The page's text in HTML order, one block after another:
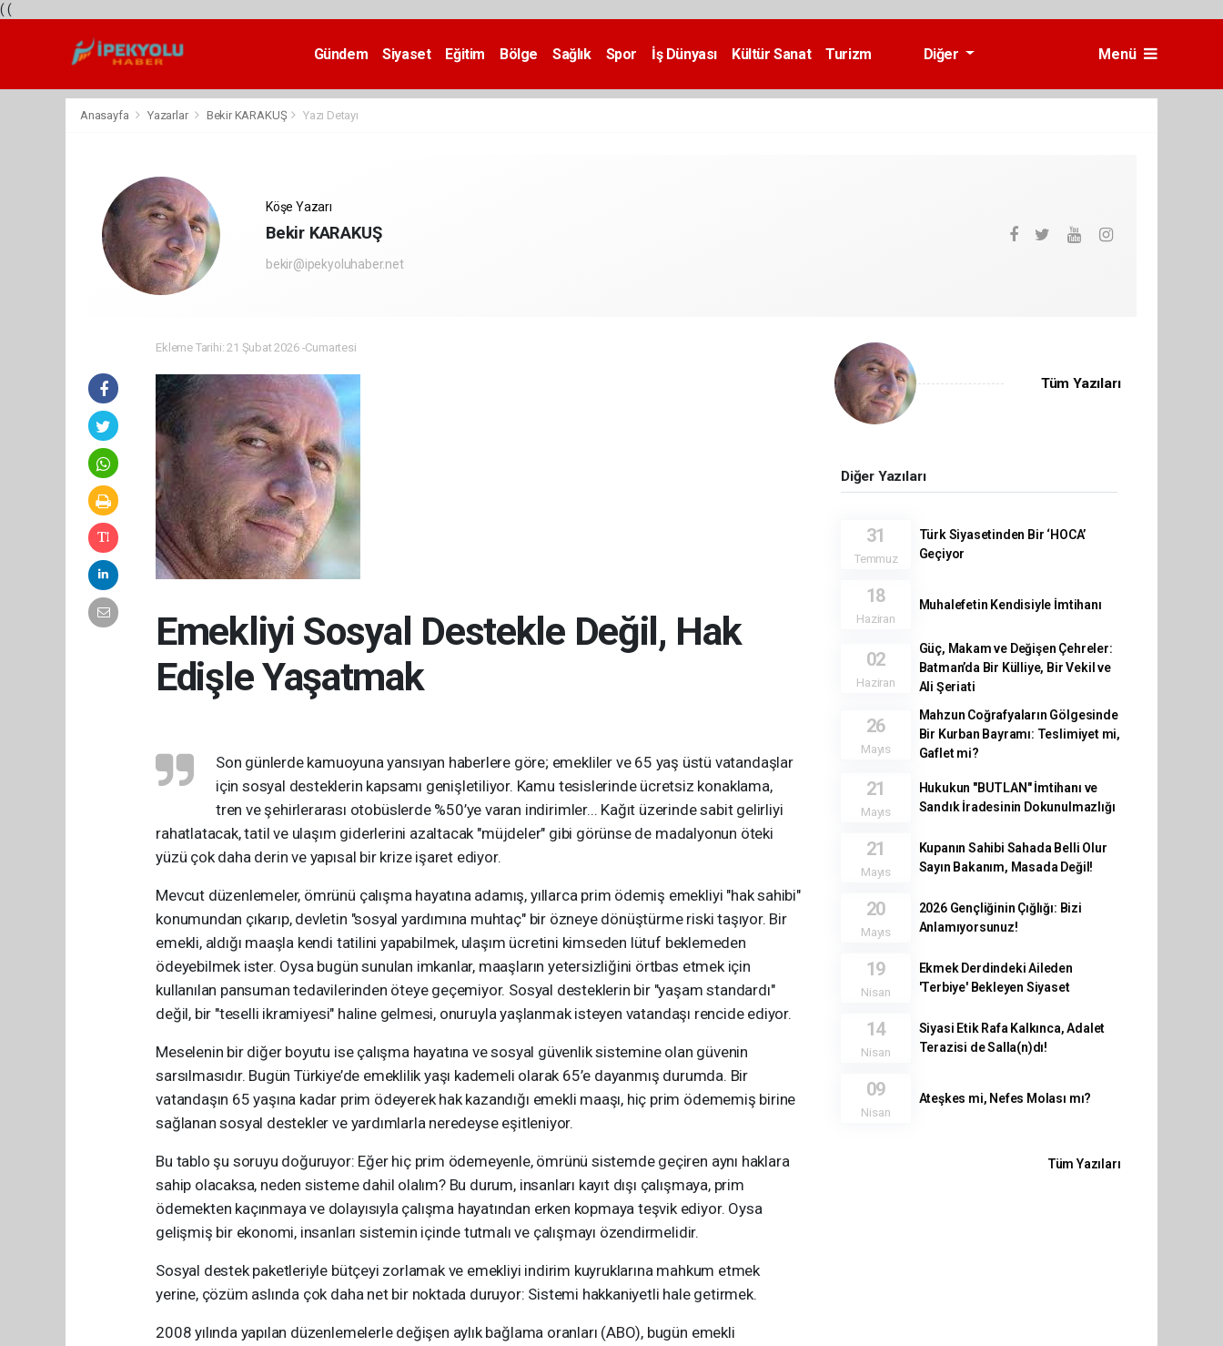
( (
Gündem Siyaset Eğitim Bölge Sağlık Spor İş Dünyası Kültür Sanat
Turizm
Diğer Menü
Anasayfa Yazarlar Bekir KARAKUŞ Yazı Detayı
Köşe Yazarı
Bekir KARAKUŞ
bekir@ipekyoluhaber.net
Ekleme Tarihi: 21 Şubat 2026 -Cumartesi
Emekliyi Sosyal Destekle Değil, Hak
Edişle Yaşatmak
Son günlerde kamuoyuna yansıyan haberlere göre; emekliler ve 65 yaş üstü vatandaşlar
için sosyal desteklerin kapsamı genişletiliyor. Kamu tesislerinde ücretsiz konaklama,
tren ve şehirlerarası otobüslerde %50’ye varan indirimler... Kağıt üzerinde sabit gelirliyi
rahatlatacak, tatil ve ulaşım giderlerini azaltacak "müjdeler" gibi görünse de madalyonun öteki
yüzü çok daha derin ve yapısal bir krize işaret ediyor.
Mevcut düzenlemeler, ömrünü çalışma hayatına adamış, yıllarca prim ödemiş emekliyi "hak sahibi"
konumundan çıkarıp, devletin "sosyal yardımına muhtaç" bir özneye dönüştürme riski taşıyor. Bir
emekli, aldığı maaşla kendi tatilini yapabilmek, ulaşım ücretini kimseden lütuf beklemeden
ödeyebilmek ister. Oysa bugün sunulan imkanlar, maaşların yetersizliğini örtbas etmek için
kullanılan pansuman tedavilerinden öteye geçemiyor. Sosyal desteklerin bir "yaşam standardı"
değil, bir "teselli ikramiyesi" haline gelmesi, onuruyla yaşlanmak isteyen vatandaşı rencide ediyor.
Meselenin bir diğer boyutu ise çalışma hayatına ve sosyal güvenlik sistemine olan güvenin
sarsılmasıdır. Bugün Türkiye’de emeklilik yaşı kademeli olarak 65’e dayanmış durumda. Bir
vatandaşın 65 yaşına kadar prim ödeyerek hak kazandığı emekli maaşı, hiç prim ödememiş birine
sağlanan sosyal destekler ve yardımlarla neredeyse eşitleniyor.
Bu tablo şu soruyu doğuruyor: Eğer hiç prim ödemeyenle, ömrünü sistemde geçiren aynı haklara
sahip olacaksa, neden sisteme dahil olalım? Bu durum, insanları kayıt dışı çalışmaya, prim
ödemekten kaçınmaya ve dolayısıyla çalışma hayatından erken kopmaya teşvik ediyor. Oysa
gelişmiş bir ekonomi, insanları sistemin içinde tutmalı ve çalışmayı özendirmelidir.
Sosyal destek paketleriyle bütçeyi zorlamak ve emekliyi indirim kuyruklarına mahkum etmek
yerine, çözüm aslında çok daha net bir noktada duruyor: Sistemi hakkaniyetli hale getirmek.
2008 yılında yapılan düzenlemelerle değişen aylık bağlama oranları (ABO), bugün emekli
Tüm Yazıları
Diğer Yazıları
31
Temmuz
Türk Siyasetinden Bir ‘HOCA’
Geçiyor
18
Haziran
Muhalefetin Kendisiyle İmtihanı
02
Haziran
Güç, Makam ve Değişen Çehreler:
Batman’da Bir Külliye, Bir Vekil ve
Ali Şeriati
26
Mayıs
Mahzun Coğrafyaların Gölgesinde
Bir Kurban Bayramı: Teslimiyet mi,
Gaflet mi?
21
Mayıs
Hukukun "BUTLAN" İmtihanı ve
Sandık İradesinin Dokunulmazlığı
21
Mayıs
Kupanın Sahibi Sahada Belli Olur
Sayın Bakanım, Masada Değil!
20
Mayıs
2026 Gençliğinin Çığlığı: Bizi
Anlamıyorsunuz!
19
Nisan
Ekmek Derdindeki Aileden
'Terbiye' Bekleyen Siyaset
14
Nisan
Siyasi Etik Rafa Kalkınca, Adalet
Terazisi de Salla(n)dı!
09
Nisan
Ateşkes mi, Nefes Molası mı?
Tüm Yazıları